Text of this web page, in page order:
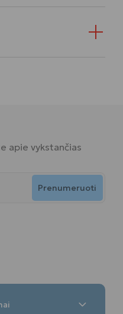
apie vykstančias
Prenumeruoti